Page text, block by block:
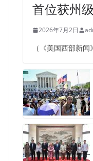
首位获州
2026年7月2日
（《美国西部新